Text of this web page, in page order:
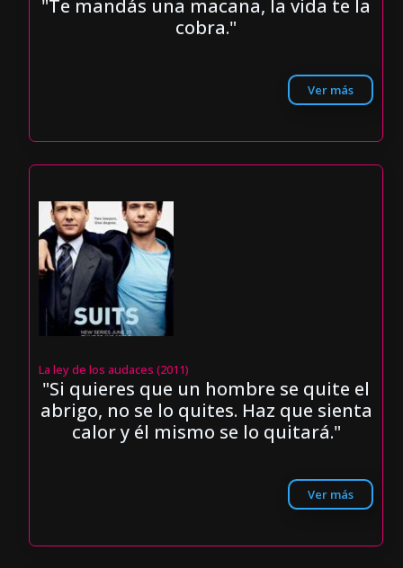
"Te mandás una macana, la vida te la
cobra."
Ver más
La ley de los audaces (2011)
"Si quieres que un hombre se quite el
abrigo, no se lo quites. Haz que sienta
calor y él mismo se lo quitará."
Ver más